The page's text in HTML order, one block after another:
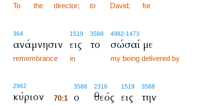
To the director; to David; for
364
ανάμνησιν
remembrance
1519
εις
in
3588
το
4982-1473
σώσαί με
my being delivered by
2962
κύριον
3588
70:1 ο
2316
θεός
1519
εις
3588
την